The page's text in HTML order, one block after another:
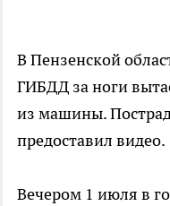
В Пензенской
ГИБДД за ноги
из машины.
предоставил видео.
Вечером 1 июля в